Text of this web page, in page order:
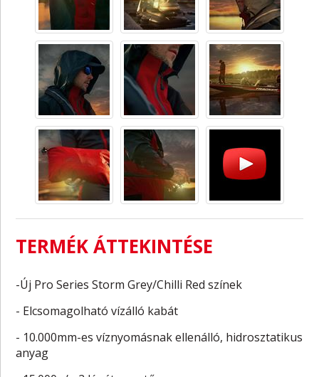
TERMÉK ÁTTEKINTÉSE
-Új Pro Series Storm Grey/Chilli Red színek
- Elcsomagolható vízálló kabát
- 10.000mm-es víznyomásnak ellenálló, hidrosztatikus
anyag